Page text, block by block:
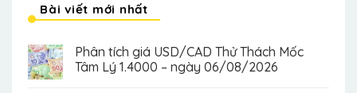
Bài viết mới nhất
Phân tích giá USD/CAD Thử Thách Mốc
Tâm Lý 1.4000 – ngày 06/08/2026